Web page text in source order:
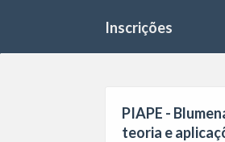
Inscrições
PIAPE -
teoria e